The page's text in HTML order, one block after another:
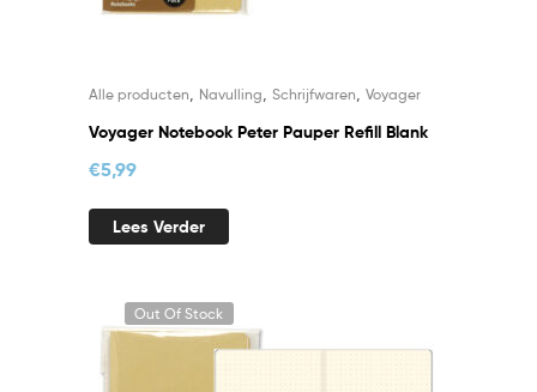
Alle producten Navulling Schrijfwaren Voyager
Voyager Notebook Peter Pauper Refill Blank
€5,99
Lees Verder
Out Of Stock